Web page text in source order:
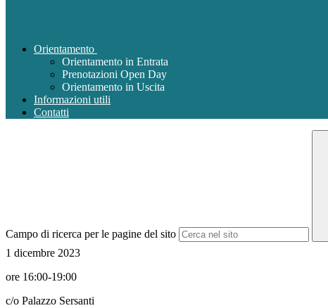
Orientamento
Orientamento in Entrata
Prenotazioni Open Day
Orientamento in Uscita
Informazioni utili
Contatti
Campo di ricerca per le pagine del sito
1 dicembre 2023
ore 16:00-19:00
c/o Palazzo Sersanti